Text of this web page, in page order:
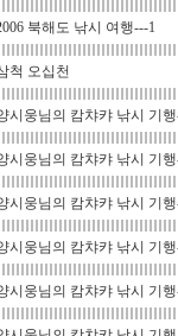
북해도 낚시 여행---1
척 오십천
시웅님의 캄챠캬 낚시 기
시웅님의 캄챠캬 낚시 기
시웅님의 캄챠캬 낚시 기
시웅님의 캄챠캬 낚시 기
시웅님의 캄챠캬 낚시 기